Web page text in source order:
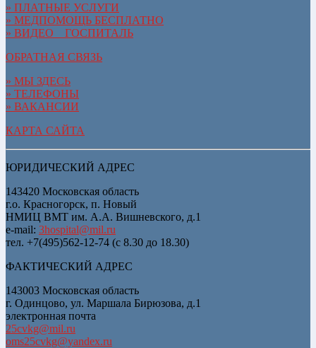
» ПЛАТНЫЕ УСЛУГИ
» МЕДПОМОЩЬ БЕСПЛАТНО
» ВИДЕО__ГОСПИТАЛЬ
ОБРАТНАЯ СВЯЗЬ
» МЫ ЗДЕСЬ
» ТЕЛЕФОНЫ
» ВАКАНСИИ
КАРТА САЙТА
ЮРИДИЧЕСКИЙ АДРЕС
143420 Московская область
г.о. Красногорск, п. Новый
НМИЦ ВМТ им. А.А. Вишневского, д.1
e-mail: 3hospital@mil.ru
тел. +7(495)562-12-74 (с 8.30 до 18.30)
ФАКТИЧЕСКИЙ АДРЕС
143003 Московская область
г. Одинцово, ул. Маршала Бирюзова, д.1
электронная почта
25cvkg@mil.ru
oms25cvkg@yandex.ru